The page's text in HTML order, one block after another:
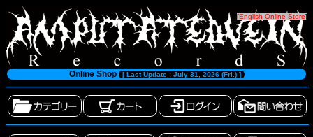
[English Online Store]
Online Shop [ Last Update : July 31, 2026 (Fri.) ]